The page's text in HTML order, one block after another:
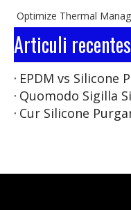
Articuli recentes